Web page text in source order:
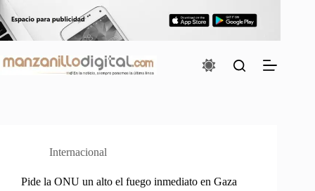
al
contenido
Internacional
Pide la ONU un alto el fuego inmediato en Gaza